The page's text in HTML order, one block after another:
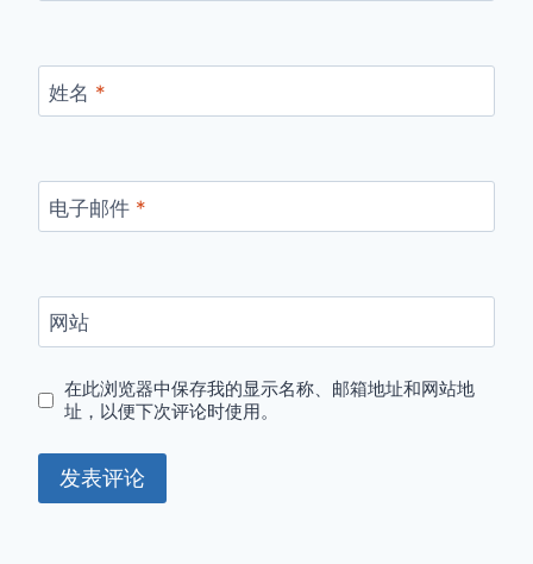
姓名 *
电子邮件 *
网站
在此浏览器中保存我的显示名称、邮箱地址和网站地
址，以便下次评论时使用。